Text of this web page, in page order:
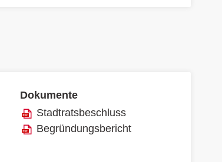
Dokumente
Stadtratsbeschluss
Begründungsbericht